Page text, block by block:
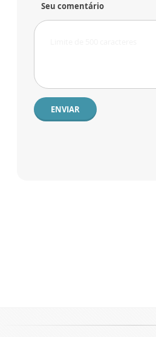
Seu comentário
ENVIAR